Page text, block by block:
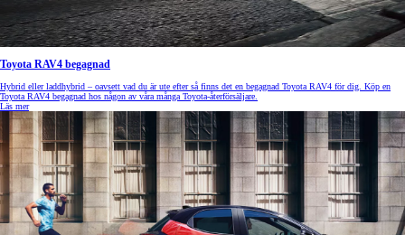
Toyota RAV4 begagnad
Hybrid eller laddhybrid – oavsett vad du är ute efter så finns det en begagnad Toyota RAV4 för dig. Köp en
Toyota RAV4 begagnad hos någon av våra många Toyota-återförsäljare.
Läs mer